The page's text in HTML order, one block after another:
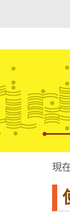
內
華文
現